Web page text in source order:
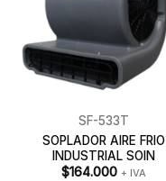
SF-533T
SOPLADOR AIRE FRIO
INDUSTRIAL SOIN
$164.000 + IVA